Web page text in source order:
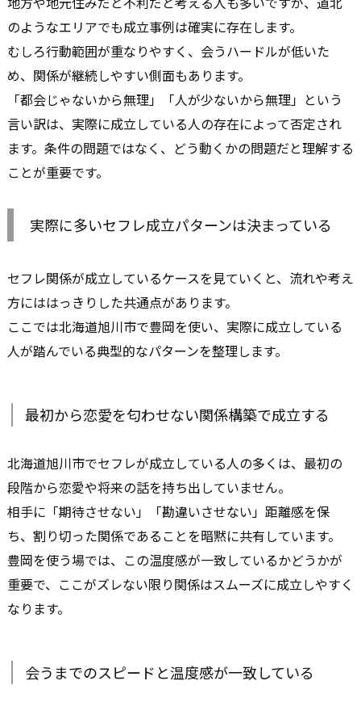
のようなエリアでも成立事例は確実に存在します。
むしろ行動範囲が重なりやすく、会うハードルが低いた
め、関係が継続しやすい側面もあります。
「都会じゃないから無理」「人が少ないから無理」という
言い訳は、実際に成立している人の存在によって否定され
ます。条件の問題ではなく、どう動くかの問題だと理解する
ことが重要です。
実際に多いセフレ成立パターンは決まっている
セフレ関係が成立しているケースを見ていくと、流れや考え
方にははっきりした共通点があります。
ここでは北海道旭川市で豊岡を使い、実際に成立している
人が踏んでいる典型的なパターンを整理します。
最初から恋愛を匂わせない関係構築で成立する
北海道旭川市でセフレが成立している人の多くは、最初の
段階から恋愛や将来の話を持ち出していません。
相手に「期待させない」「勘違いさせない」距離感を保
ち、割り切った関係であることを暗黙に共有しています。
豊岡を使う場では、この温度感が一致しているかどうかが
重要で、ここがズレない限り関係はスムーズに成立しやすく
なります。
会うまでのスピードと温度感が一致している